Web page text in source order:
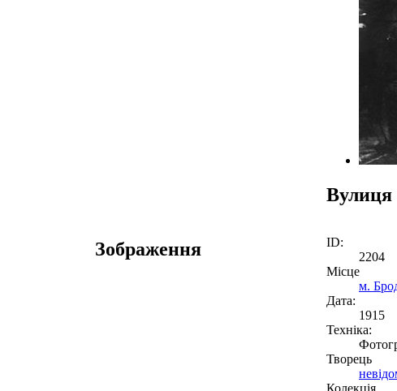
Вулиця
Зображення
ID:
2204
Місце
м.
Дата:
1915
Техніка:
Творець
Колекція